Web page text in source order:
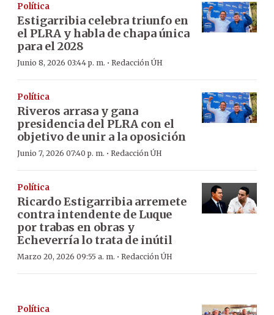
Política
Estigarribia celebra triunfo en
el PLRA y habla de chapa única
para el 2028
Junio 8, 2026 03:44 p. m. · Redacción ÚH
Política
Riveros arrasa y gana
presidencia del PLRA con el
objetivo de unir a la oposición
Junio 7, 2026 07:40 p. m. · Redacción ÚH
Política
Ricardo Estigarribia arremete
contra intendente de Luque
por trabas en obras y
Echeverría lo trata de inútil
Marzo 20, 2026 09:55 a. m. · Redacción ÚH
Política